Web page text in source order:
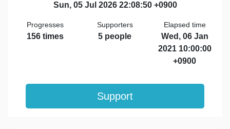
Sun, 05 Jul 2026 22:08:50 +0900
Progresses
156 times
Supporters
5 people
Elapsed time
Wed, 06 Jan
2021 10:00:00
+0900
Support